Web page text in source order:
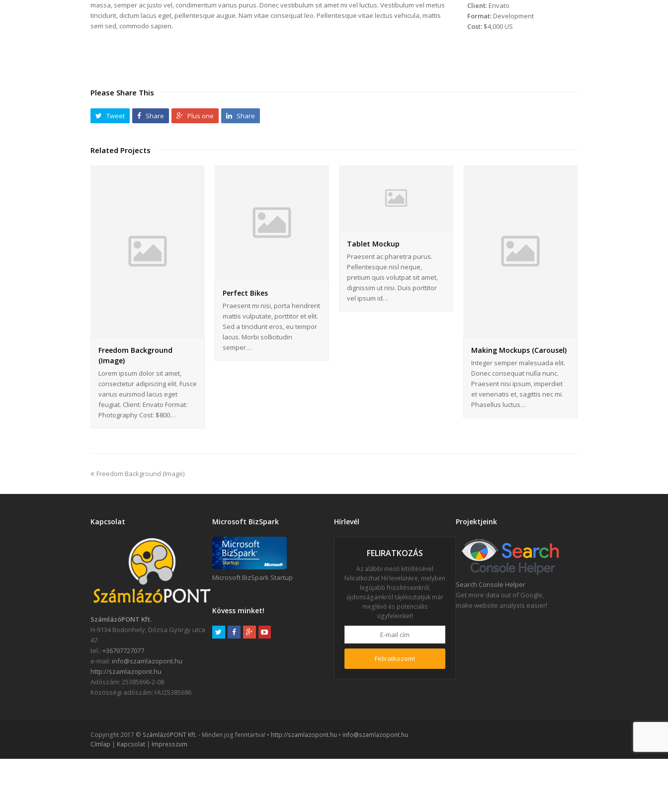
massa, semper ac justo vel, condimentum varius purus. Donec vestibulum sit amet mi vel luctus. Vestibulum vel metus
tincidunt, dictum lacus eget, pellentesque augue. Nam vitae consequat leo. Pellentesque vitae lectus vehicula, mattis
sem sed, commodo sapien.
Client:Envato
Format:Development
Cost:$4,000 US
Please Share This
Tweet Share Plus one Share
Related Projects
Freedom Background
(Image)
Lorem ipsum dolor sit amet,
consectetur adipiscing elit. Fusce
varius euismod lacus eget
feugiat. Client: Envato Format:
Photography Cost: $800…
Perfect Bikes
Praesent mi nisi, porta hendrerit
mattis vulputate, porttitor et elit.
Sed a tincidunt eros, eu tempor
lacus. Morbi sollicitudin
semper…
Tablet Mockup
Praesent ac pharetra purus.
Pellentesque nisl neque,
pretium quis volutpat sit amet,
dignissim ut nisi. Duis porttitor
vel ipsum id…
Making Mockups (Carousel)
Integer semper malesuada elit.
Donec consequat nulla nunc.
Praesent nisi ipsum, imperdiet
et venenatis et, sagittis nec mi.
Phasellus luctus…
Freedom Background (Image)
Kapcsolat
SzámlázóPONT Kft.
H-9134 Bodonhely, Dózsa György utca
47.
tel.: +36707727077
e-mail: info@szamlazopont.hu
http://szamlazopont.hu
Adószám: 25385696-2-08
Közösségi adószám: HU25385696
Microsoft BizSpark
Microsoft BizSpark Startup
Kövess minket!
Hírlevél
FELIRATKOZÁS
Az alábbi mező kitöltésével
feliratkozhat Hírlevelünkre, melyben
legújabb frissítéseinkről,
újdonságainkról tájékoztatjuk már
meglévő és potenciális
ügyfeleinket!
Feliratkozom!
Projektjeink
Search Console Helper
Get more data out of Google,
make website analysis easier!
Copyright 2017 © SzámlázóPONT Kft. - Minden jog fenntartva! • http://szamlazopont.hu • info@szamlazopont.hu
Címlap | Kapcsolat | Impresszum